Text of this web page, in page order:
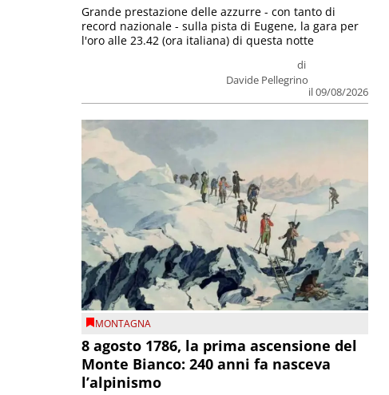
di
Davide Pellegrino
il 09/08/2026
Grande prestazione delle azzurre - con tanto di
record nazionale - sulla pista di Eugene, la gara per
l'oro alle 23.42 (ora italiana) di questa notte
MONTAGNA
8 agosto 1786, la prima ascensione del
Monte Bianco: 240 anni fa nasceva
l’alpinismo